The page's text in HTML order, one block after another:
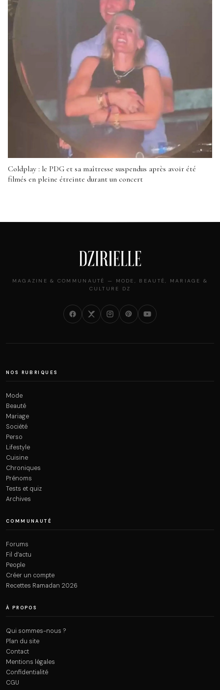
Coldplay : le PDG et sa maîtresse suspendus après avoir été
filmés en pleine étreinte durant un concert
MAGAZINE & COMMUNAUTÉ — MODE, BEAUTÉ, MARIAGE &
CULTURE DZ
NOS RUBRIQUES
Mode
Beauté
Mariage
Société
Perso
Lifestyle
Cuisine
Chroniques
Prénoms
Tests et quiz
Archives
COMMUNAUTÉ
Forums
Fil d’actu
People
Créer un compte
Recettes Ramadan 2026
À PROPOS
Qui sommes-nous ?
Plan du site
Contact
Mentions légales
Confidentialité
CGU